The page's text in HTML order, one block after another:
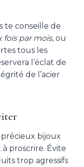
te conseille de
fois par mois, ou
tous les
l’éclat de
de l’acier
bijoux
proscrire. Évite
trop agressifs